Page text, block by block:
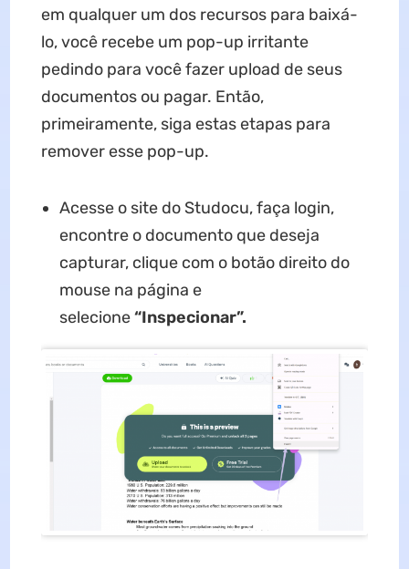
em qualquer um dos recursos para baixá-
lo, você recebe um pop-up irritante
pedindo para você fazer upload de seus
documentos ou pagar. Então,
primeiramente, siga estas etapas para
remover esse pop-up.
Acesse o site do Studocu, faça login,
encontre o documento que deseja
capturar, clique com o botão direito do
mouse na página e
selecione“Inspecionar”.